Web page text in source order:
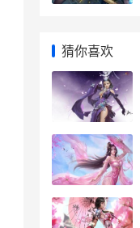
猜你喜欢